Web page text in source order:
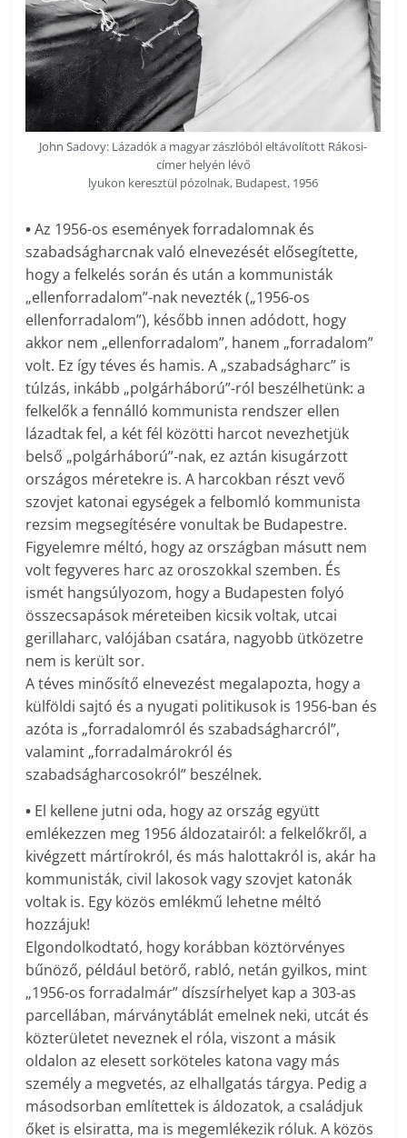
John Sadovy: Lázadók a magyar zászlóból eltávolított Rákosi-
címer helyén lévő
lyukon keresztül pózolnak, Budapest, 1956
•Az 1956-os események forradalomnak és
szabadságharcnak való elnevezését elősegítette,
hogy a felkelés során és után a kommunisták
„ellenforradalom”-nak nevezték („1956-os
ellenforradalom”), később innen adódott, hogy
akkor nem „ellenforradalom”, hanem „forradalom”
volt. Ez így téves és hamis. A „szabadságharc” is
túlzás, inkább „polgárháború”-ról beszélhetünk: a
felkelők a fennálló kommunista rendszer ellen
lázadtak fel, a két fél közötti harcot nevezhetjük
belső „polgárháború”-nak, ez aztán kisugárzott
országos méretekre is. A harcokban részt vevő
szovjet katonai egységek a felbomló kommunista
rezsim megsegítésére vonultak be Budapestre.
Figyelemre méltó, hogy az országban másutt nem
volt fegyveres harc az oroszokkal szemben. És
ismét hangsúlyozom, hogy a Budapesten folyó
összecsapások méreteiben kicsik voltak, utcai
gerillaharc, valójában csatára, nagyobb ütközetre
nem is került sor.
A téves minősítő elnevezést megalapozta, hogy a
külföldi sajtó és a nyugati politikusok is 1956-ban és
azóta is „forradalomról és szabadságharcról”,
valamint „forradalmárokról és
szabadságharcosokról” beszélnek.
• El kellene jutni oda, hogy az ország együtt
emlékezzen meg 1956 áldozatairól: a felkelőkről, a
kivégzett mártírokról, és más halottakról is, akár ha
kommunisták, civil lakosok vagy szovjet katonák
voltak is. Egy közös emlékmű lehetne méltó
hozzájuk!
Elgondolkodtató, hogy korábban köztörvényes
bűnöző, például betörő, rabló, netán gyilkos, mint
„1956-os forradalmár” díszsírhelyet kap a 303-as
parcellában, márványtáblát emelnek neki, utcát és
közterületet neveznek el róla, viszont a másik
oldalon az elesett sorköteles katona vagy más
személy a megvetés, az elhallgatás tárgya. Pedig a
másodsorban említettek is áldozatok, a családjuk
őket is elsiratta, ma is megemlékezik róluk. A közös